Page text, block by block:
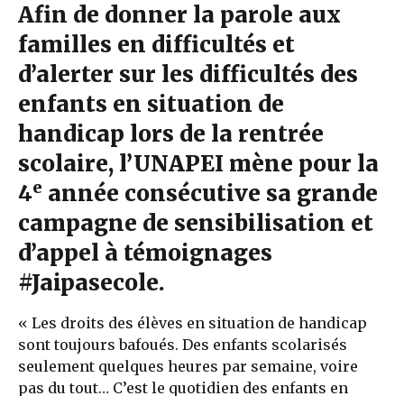
Afin de donner la parole aux
familles en difficultés et
d’alerter sur les difficultés des
enfants en situation de
handicap lors de la rentrée
scolaire, l’UNAPEI mène pour la
4e année consécutive sa grande
campagne de sensibilisation et
d’appel à témoignages
#Jaipasecole.
« Les droits des élèves en situation de handicap
sont toujours bafoués. Des enfants scolarisés
seulement quelques heures par semaine, voire
pas du tout… C’est le quotidien des enfants en